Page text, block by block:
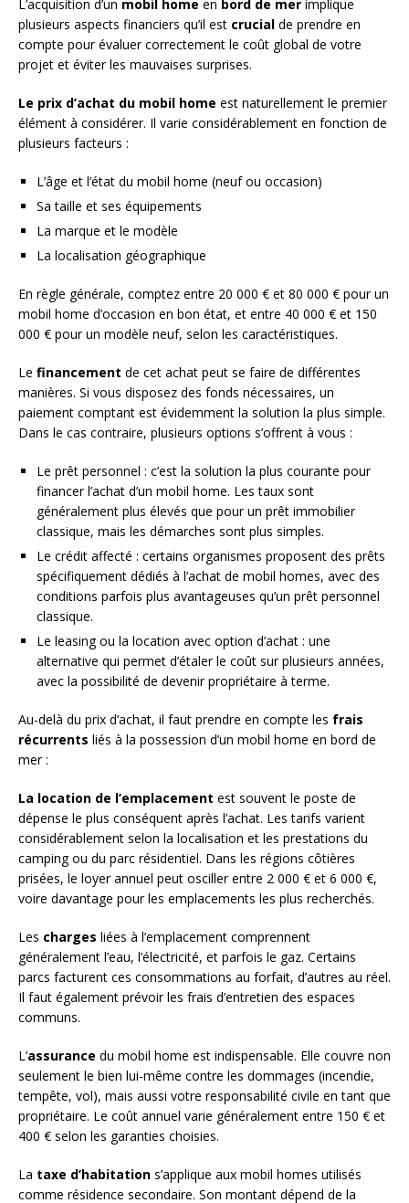
L’acquisition d’un mobil home en bord de mer implique
plusieurs aspects financiers qu’il est crucial de prendre en
compte pour évaluer correctement le coût global de votre
projet et éviter les mauvaises surprises.
Le prix d’achat du mobil home est naturellement le premier
élément à considérer. Il varie considérablement en fonction de
plusieurs facteurs :
L’âge et l’état du mobil home (neuf ou occasion)
Sa taille et ses équipements
La marque et le modèle
La localisation géographique
En règle générale, comptez entre 20 000 € et 80 000 € pour un
mobil home d’occasion en bon état, et entre 40 000 € et 150
000 € pour un modèle neuf, selon les caractéristiques.
Le financement de cet achat peut se faire de différentes
manières. Si vous disposez des fonds nécessaires, un
paiement comptant est évidemment la solution la plus simple.
Dans le cas contraire, plusieurs options s’offrent à vous :
Le prêt personnel : c’est la solution la plus courante pour
financer l’achat d’un mobil home. Les taux sont
généralement plus élevés que pour un prêt immobilier
classique, mais les démarches sont plus simples.
Le crédit affecté : certains organismes proposent des prêts
spécifiquement dédiés à l’achat de mobil homes, avec des
conditions parfois plus avantageuses qu’un prêt personnel
classique.
Le leasing ou la location avec option d’achat : une
alternative qui permet d’étaler le coût sur plusieurs années,
avec la possibilité de devenir propriétaire à terme.
Au-delà du prix d’achat, il faut prendre en compte les frais
récurrents liés à la possession d’un mobil home en bord de
mer :
La location de l’emplacement est souvent le poste de
dépense le plus conséquent après l’achat. Les tarifs varient
considérablement selon la localisation et les prestations du
camping ou du parc résidentiel. Dans les régions côtières
prisées, le loyer annuel peut osciller entre 2 000 € et 6 000 €,
voire davantage pour les emplacements les plus recherchés.
Les charges liées à l’emplacement comprennent
généralement l’eau, l’électricité, et parfois le gaz. Certains
parcs facturent ces consommations au forfait, d’autres au réel.
Il faut également prévoir les frais d’entretien des espaces
communs.
L’assurance du mobil home est indispensable. Elle couvre non
seulement le bien lui-même contre les dommages (incendie,
tempête, vol), mais aussi votre responsabilité civile en tant que
propriétaire. Le coût annuel varie généralement entre 150 € et
400 € selon les garanties choisies.
La taxe d’habitation s’applique aux mobil homes utilisés
comme résidence secondaire. Son montant dépend de la